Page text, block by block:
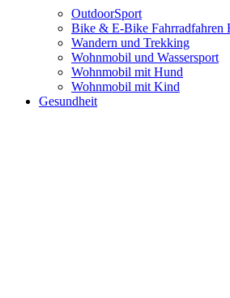
OutdoorSport
Bike & E-Bike Fahrradfahren
Wandern und Trekking
Wohnmobil und Wassersport
Wohnmobil mit Hund
Wohnmobil mit Kind
Gesundheit